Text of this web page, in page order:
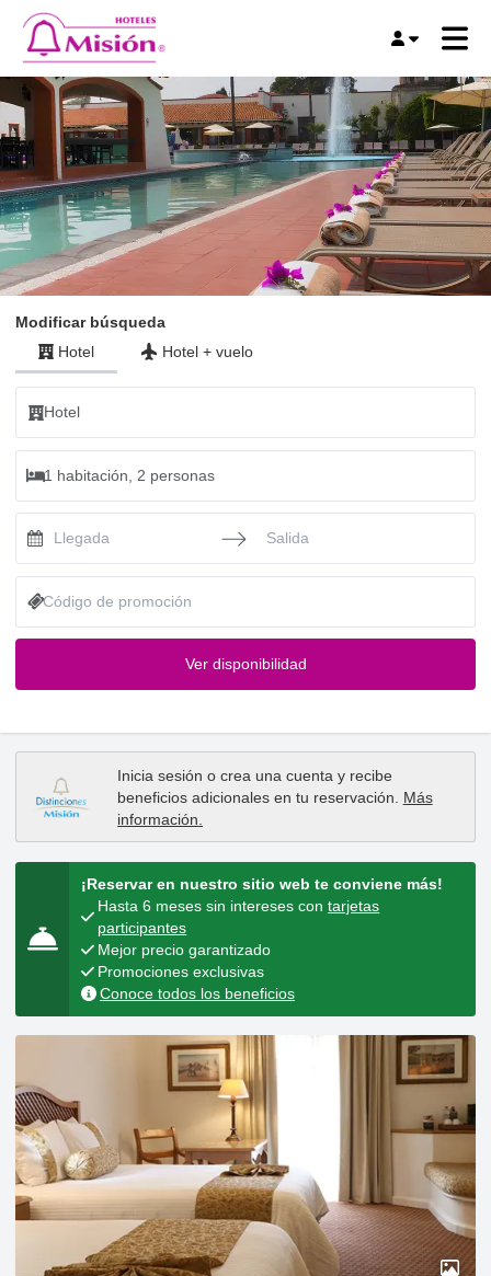
Modificar búsqueda
Hotel
Hotel+ vuelo
Hotel
1 habitación, 2 personas
Press the down arrow key to interact with the calendar and
Press the down arrow key to
Ver disponibilidad
Inicia sesión ocrea una cuenta y recibe
beneficios adicionales en tu reservación.
Más
información
¡Reservar en nuestro sitio web te conviene más!
Hasta 6 meses sin intereses contarjetas
participantes
Mejor precio garantizado
Promociones exclusivas
Conoce todos los beneficios